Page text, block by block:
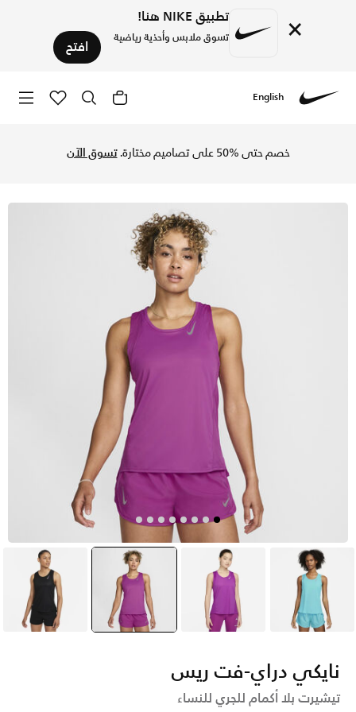
× تطبيق NIKE هنا!
تسوق ملابس وأحذية رياضية افتح
English
خصم حتى %50 على تصاميم مختارة. تسوق الآن
أزرق بنفسجي selected
وردي أسود
نايكي دراي-فت ريس
تيشيرت بلا أكمام للجري للنساء